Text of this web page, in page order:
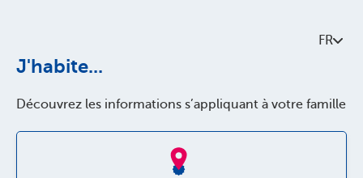
FR
J'habite...
Découvrez les informations s’appliquant à votre famille
À propos de Parentia
Accessibilité